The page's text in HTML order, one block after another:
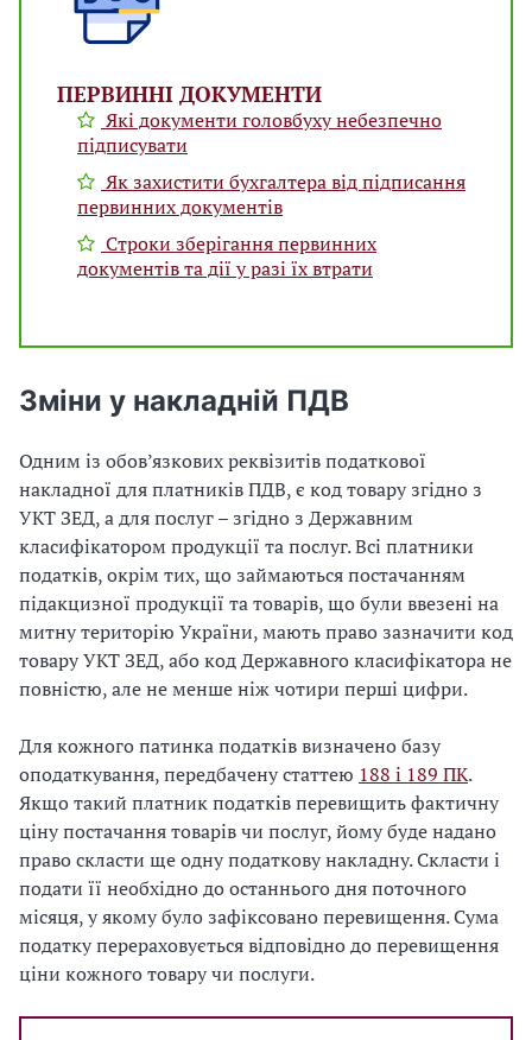
ПЕРВИННІ ДОКУМЕНТИ
Які документи головбуху небезпечно
підписувати
Як захистити бухгалтера від підписання
первинних документів
Строки зберігання первинних
документів та дії у разі їх втрати
Зміни у накладній ПДВ
Одним із обов’язкових реквізитів податкової
накладної для платників ПДВ, є код товару згідно з
УКТ ЗЕД, а для послуг – згідно з Державним
класифікатором продукції та послуг. Всі платники
податків, окрім тих, що займаються постачанням
підакцизної продукції та товарів, що були ввезені на
митну територію України, мають право зазначити код
товару УКТ ЗЕД, або код Державного класифікатора не
повністю, але не менше ніж чотири перші цифри.
Для кожного патинка податків визначено базу
оподаткування, передбачену статтею 188 і 189 ПК.
Якщо такий платник податків перевищить фактичну
ціну постачання товарів чи послуг, йому буде надано
право скласти ще одну податкову накладну. Скласти і
подати її необхідно до останнього дня поточного
місяця, у якому було зафіксовано перевищення. Сума
податку перераховується відповідно до перевищення
ціни кожного товару чи послуги.